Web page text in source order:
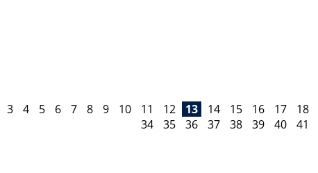
3 4 5 6 7 8 9 10 11 12 13 14 15 16 17 18
34
35 36 37 38 39 40 41